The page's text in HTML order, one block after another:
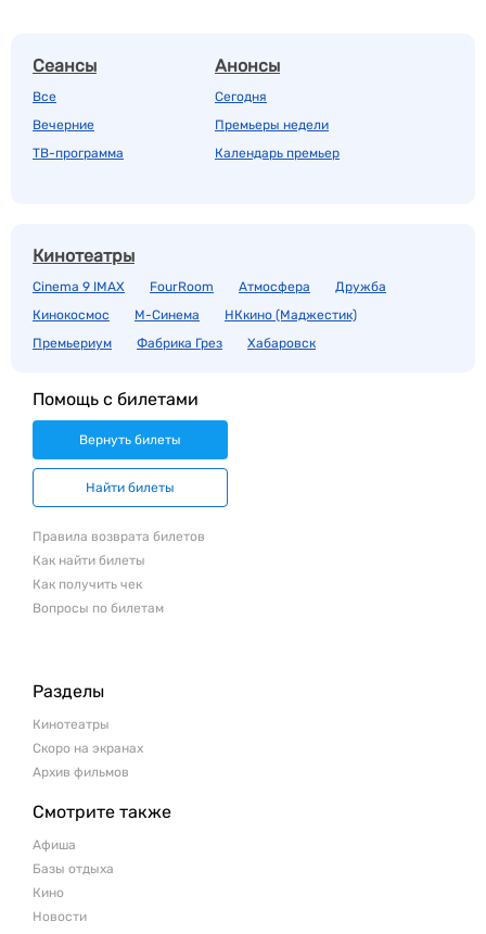
Сеансы
Все
Вечерние
ТВ-программа
Анонсы
Сегодня
Премьеры недели
Календарь премьер
Кинотеатры
Cinema 9 IMAX FourRoom Атмосфера
Дружба
Кинокосмос
М-Синема
НКкино (Маджестик)
Премьериум
Фабрика Грез Хабаровск
Помощь с билетами
Вернуть билеты
Найти билеты
Правила возврата билетов
Как найти билеты
Как получить чек
Вопросы по билетам
Разделы
Кинотеатры
Скоро на экранах
Архив фильмов
Смотрите также
Афиша
Базы отдыха
Кино
Новости